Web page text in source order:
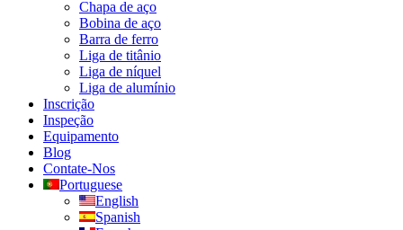
Chapa de aço
Bobina de aço
Barra de ferro
Liga de titânio
Liga de níquel
Liga de alumínio
Inscrição
Inspeção
Equipamento
Blog
Contate-Nos
Portuguese
English
Spanish